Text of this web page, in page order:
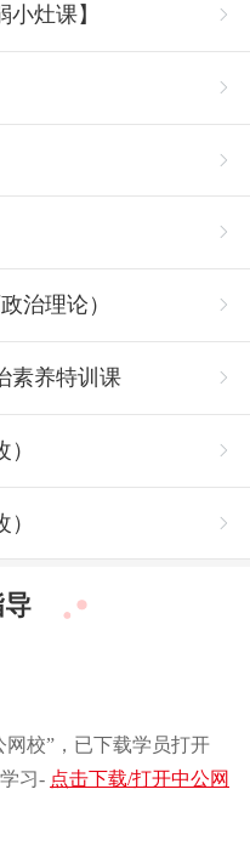
灶课】
治理论）
素养特训课
校”，已下载学员打开
习- 点击下载/打开中公网